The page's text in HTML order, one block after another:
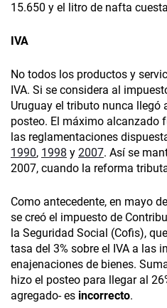
15.650 y el litro de nafta
IVA
No todos los productos y
IVA. Si se considera al
Uruguay el tributo nunca llegó
posteo. El máximo alcanzado
las reglamentaciones
1990, 1998 y 2007. Así se
2007, cuando la reforma
Como antecedente, en mayo
se creó el impuesto de
la Seguridad Social (Cofis),
tasa del 3% sobre el IVA a las
enajenaciones de bienes.
hizo el posteo para llegar al
agregado- es incorrecto.